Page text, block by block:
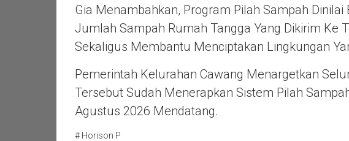
Gia Menambahkan, Program Pilah Sampah
Jumlah Sampah Rumah Tangga Yang Dikirim Ke
Sekaligus Membantu Menciptakan Lingkungan
Pemerintah Kelurahan Cawang Menargetkan
Tersebut Sudah Menerapkan Sistem Pilah
Agustus 2026 Mendatang.
# Horison P